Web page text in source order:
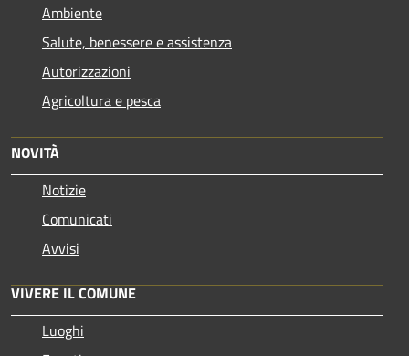
Ambiente
Salute, benessere e assistenza
Autorizzazioni
Agricoltura e pesca
NOVITÀ
Notizie
Comunicati
Avvisi
VIVERE IL COMUNE
Luoghi